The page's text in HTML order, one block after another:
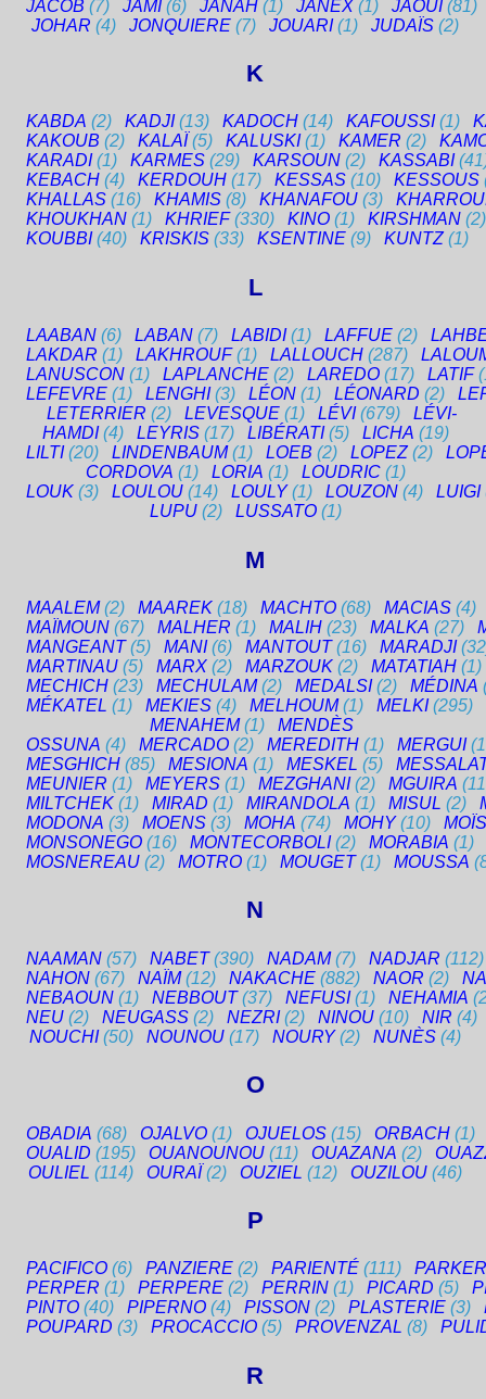
JACOB (7) JAMI (6) JANAH (1) JANEX (1) JAOUI (81)
JOHAR (4) JONQUIERE (7) JOUARI (1) JUDAÏS (2)
K
KABDA (2) KADJI (13) KADOCH (14) KAFOUSSI (1)
KAKOUB (2) KALAÏ (5) KALUSKI (1) KAMER (2)
KARADI (1) KARMES (29) KARSOUN (2) KASSABI
KEBACH (4) KERDOUH (17) KESSAS (10) KESSOUS
KHALLAS (16) KHAMIS (8) KHANAFOU (3)
KHOUKHAN (1) KHRIEF (330) KINO (1) KIRSHMAN (2)
KOUBBI (40) KRISKIS (33) KSENTINE (9) KUNTZ (1)
L
LAABAN (6) LABAN (7) LABIDI (1) LAFFUE (2)
LAKDAR (1) LAKHROUF (1) LALLOUCH (287)
LANUSCON (1) LAPLANCHE (2) LAREDO (17) LATIF
LEFEVRE (1) LENGHI (3) LÉON (1) LÉONARD (2)
LETERRIER (2) LEVESQUE (1) LÉVI (679)
LÉVI-
HAMDI (4) LEYRIS (17) LIBÉRATI (5) LICHA (19)
LILTI (20) LINDENBAUM (1) LOEB (2) LOPEZ (2)
CORDOVA (1) LORIA (1) LOUDRIC (1)
LOUK (3) LOULOU (14) LOULY (1) LOUZON (4) LUIGI
LUPU (2) LUSSATO (1)
M
MAALEM (2) MAAREK (18) MACHTO (68) MACIAS (4)
MAÏMOUN (67) MALHER (1) MALIH (23) MALKA (27)
MANGEANT (5) MANI (6) MANTOUT (16) MARADJI
MARTINAU (5) MARX (2) MARZOUK (2) MATATIAH (1)
MECHICH (23) MECHULAM (2) MEDALSI (2) MÉDINA
MÉKATEL (1) MEKIES (4) MELHOUM (1) MELKI (295)
MENAHEM (1)
MENDÈS
OSSUNA (4) MERCADO (2) MEREDITH (1) MERGUI
MESGHICH (85) MESIONA (1) MESKEL (5)
MEUNIER (1) MEYERS (1) MEZGHANI (2) MGUIRA
MILTCHEK (1) MIRAD (1) MIRANDOLA (1) MISUL (2)
MODONA (3) MOENS (3) MOHA (74) MOHY (10)
MONSONEGO (16) MONTECORBOLI (2) MORABIA (1)
MOSNEREAU (2) MOTRO (1) MOUGET (1) MOUSSA
N
NAAMAN (57) NABET (390) NADAM (7) NADJAR (112)
NAHON (67) NAÏM (12) NAKACHE (882) NAOR (2)
NEBAOUN (1) NEBBOUT (37) NEFUSI (1) NEHAMIA
NEU (2) NEUGASS (2) NEZRI (2) NINOU (10) NIR (4)
NOUCHI (50) NOUNOU (17) NOURY (2) NUNÈS (4)
O
OBADIA (68) OJALVO (1) OJUELOS (15) ORBACH (1)
OUALID (195) OUANOUNOU (11) OUAZANA (2)
OULIEL (114) OURAÏ (2) OUZIEL (12) OUZILOU (46)
P
PACIFICO (6) PANZIERE (2) PARIENTÉ (111)
PARKER
PERPER (1) PERPERE (2) PERRIN (1) PICARD (5)
PINTO (40) PIPERNO (4) PISSON (2) PLASTERIE (3)
POUPARD (3) PROCACCIO (5) PROVENZAL (8)
R